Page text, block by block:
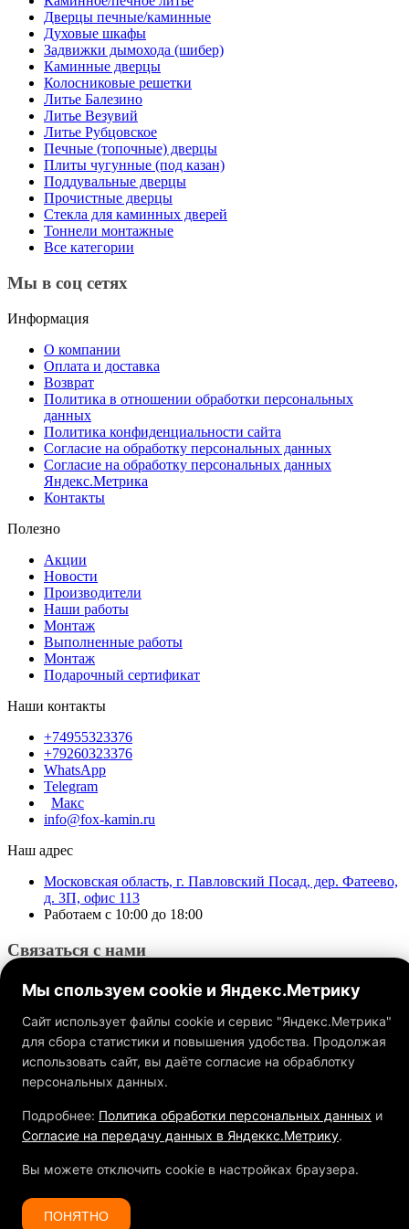
Дверцы печные/каминные
Духовые шкафы
Задвижки дымохода (шибер)
Каминные дверцы
Колосниковые решетки
Литье Балезино
Литье Везувий
Литье Рубцовское
Печные (топочные) дверцы
Плиты чугунные (под казан)
Поддувальные дверцы
Прочистные дверцы
Стекла для каминных дверей
Тоннели монтажные
Все категории
Мы в соц сетях
Информация
О компании
Оплата и доставка
Возврат
Политика в отношении обработки персональных
данных
Политика конфиденциальности сайта
Согласие на обработку персональных данных
Согласие на обработку персональных данных
Яндекс.Метрика
Контакты
Полезно
Акции
Новости
Производители
Наши работы
Монтаж
Выполненные работы
Монтаж
Подарочный сертификат
Наши контакты
+74955323376
+79260323376
WhatsApp
Telegram
Макс
info@fox-kamin.ru
Наш адрес
Московская область, г. Павловский Посад, дер. Фатеево,
д. 3П, офис 113
Работаем с 10:00 до 18:00
Связаться с нами
Обращаем ваше внимание на то, что данный интернет-сайт, а
также вся информация о товарах и ценах, предоставленная на
при каких условиях не является публичной офертой,
определяемой положениями Статьи 437 ГК РФ.
Мы спользуем cookie и Яндекс.Метрику
Сайт использует файлы cookie и сервис "Яндекс.Метрика"
для сбора статистики и повышения удобства. Продолжая
использовать сайт, вы даёте согласие на обраблотку
персональных данных.
Подробнее: Политика обработки персональных данных и
Согласие на передачу данных в Яндеккс.Метрику.
Вы можете отключить cookie в настройках браузера.
ПОНЯТНО